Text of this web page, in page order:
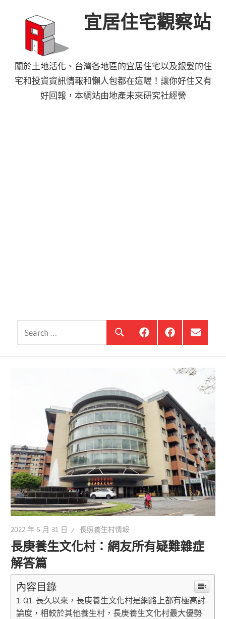
宜居住宅觀察站
關於土地活化、台灣各地區的宜居住宅以及銀髮的住
宅和投資資訊情報和懶人包都在這喔！讓你好住又有
好回報，本網站由地產未來研究社經營
Search
銀
髮
住
宅
投
資
銀
髮,
海
選
單
項
目
2022 年 5 月 31 日 長照養生村情報
長庚養生文化村：網友所有疑難雜症
解答篇
內容目錄
Q1. 長久以來，長庚養生文化村是網路上都有極高討
論度，相較於其他養生村，長庚養生文化村最大優勢